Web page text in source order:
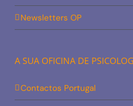
Newsletters OP
A SUA OFICINA DE
Contactos Portugal